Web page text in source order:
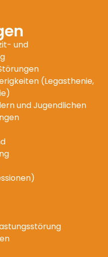
und
(Legasthenie,
und Jugendlichen